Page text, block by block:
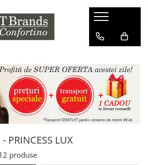
PRINCESS LUX
produse